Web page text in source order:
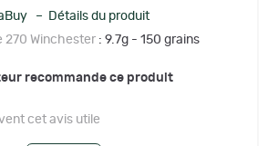
– Détails du produit
270 Winchester : 9.7g - 150 grains
recommande ce produit
cet avis utile